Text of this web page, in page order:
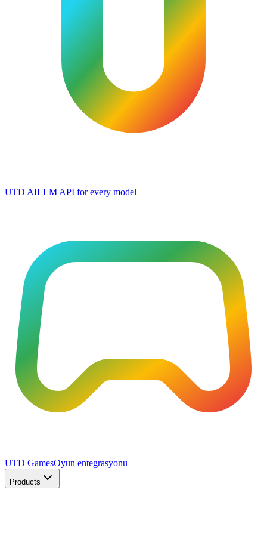
UTD AILLM API for every model
UTD GamesOyun entegrasyonu
Products